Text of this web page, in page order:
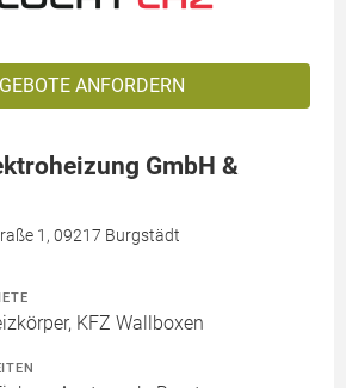
ANFORDERN
GmbH &
1, 09217 Burgstädt
KFZ Wallboxen